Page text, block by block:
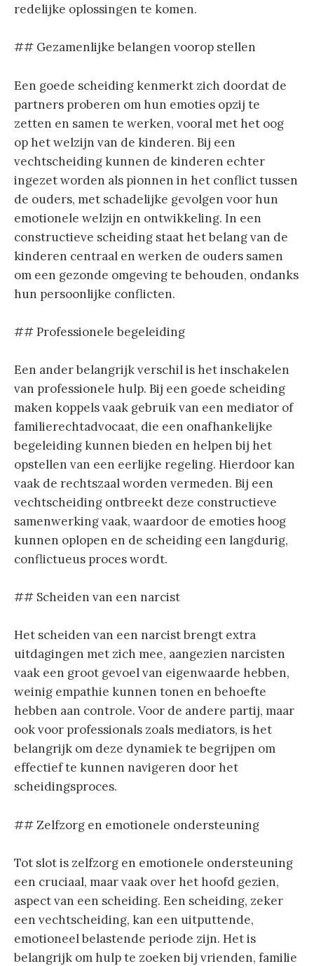
redelijke oplossingen te komen.
## Gezamenlijke belangen voorop stellen
Een goede scheiding kenmerkt zich doordat de
partners proberen om hun emoties opzij te
zetten en samen te werken, vooral met het oog
op het welzijn van de kinderen. Bij een
vechtscheiding kunnen de kinderen echter
ingezet worden als pionnen in het conflict tussen
de ouders, met schadelijke gevolgen voor hun
emotionele welzijn en ontwikkeling. In een
constructieve scheiding staat het belang van de
kinderen centraal en werken de ouders samen
om een gezonde omgeving te behouden, ondanks
hun persoonlijke conflicten.
## Professionele begeleiding
Een ander belangrijk verschil is het inschakelen
van professionele hulp. Bij een goede scheiding
maken koppels vaak gebruik van een mediator of
familierechtadvocaat, die een onafhankelijke
begeleiding kunnen bieden en helpen bij het
opstellen van een eerlijke regeling. Hierdoor kan
vaak de rechtszaal worden vermeden. Bij een
vechtscheiding ontbreekt deze constructieve
samenwerking vaak, waardoor de emoties hoog
kunnen oplopen en de scheiding een langdurig,
conflictueus proces wordt.
## Scheiden van een narcist
Het scheiden van een narcist brengt extra
uitdagingen met zich mee, aangezien narcisten
vaak een groot gevoel van eigenwaarde hebben,
weinig empathie kunnen tonen en behoefte
hebben aan controle. Voor de andere partij, maar
ook voor professionals zoals mediators, is het
belangrijk om deze dynamiek te begrijpen om
effectief te kunnen navigeren door het
scheidingsproces.
## Zelfzorg en emotionele ondersteuning
Tot slot is zelfzorg en emotionele ondersteuning
een cruciaal, maar vaak over het hoofd gezien,
aspect van een scheiding. Een scheiding, zeker
een vechtscheiding, kan een uitputtende,
emotioneel belastende periode zijn. Het is
belangrijk om hulp te zoeken bij vrienden, familie